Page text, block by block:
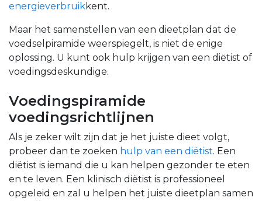
energieverbruikkent.
Maar het samenstellen van een dieetplan dat de
voedselpiramide weerspiegelt, is niet de enige
oplossing. U kunt ook hulp krijgen van een diëtist of
voedingsdeskundige.
Voedingspiramide
voedingsrichtlijnen
Als je zeker wilt zijn dat je het juiste dieet volgt,
probeer dan te zoeken hulp van een diëtist. Een
diëtist is iemand die u kan helpen gezonder te eten
en te leven. Een klinisch diëtist is professioneel
opgeleid en zal u helpen het juiste dieetplan samen